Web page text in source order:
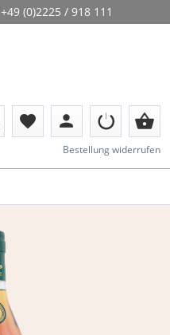
+49 (0)2225 / 918 111
favorite person shopping_basket
Bestellung widerrufen